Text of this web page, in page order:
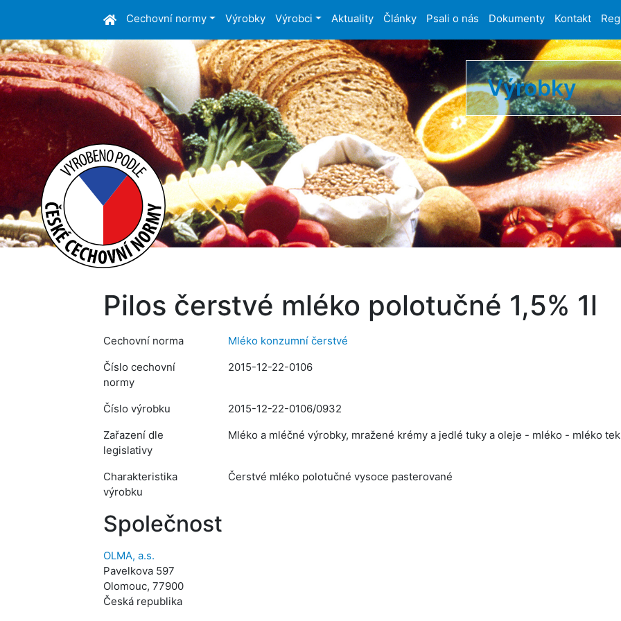
Cechovní normy Výrobky Výrobci Aktuality Články Psali o nás Dokumenty Kontakt
Výrobky
Pilos čerstvé mléko polotučné 1,5% 1l
Cechovní norma
Mléko konzumní čerstvé
Číslo cechovní
normy
2015-12-22-0106
Číslo výrobku
2015-12-22-0106/0932
Zařazení dle
legislativy
Mléko a mléčné výrobky, mražené krémy a jedlé tuky a oleje - mléko - mléko
Charakteristika
výrobku
Čerstvé mléko polotučné vysoce pasterované
Společnost
OLMA, a.s.
Pavelkova 597
Olomouc, 77900
Česká republika